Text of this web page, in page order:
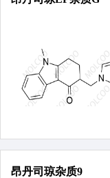
昂丹司琼杂质9